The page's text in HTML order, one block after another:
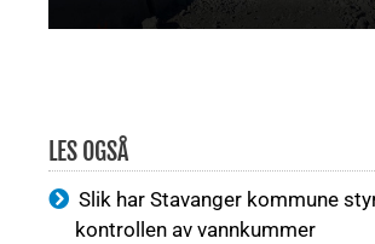
LES OGSÅ
Slik har Stavanger kommune
kontrollen av vannkummer